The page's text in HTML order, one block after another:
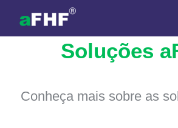
Soluções
Conheça mais sobre as